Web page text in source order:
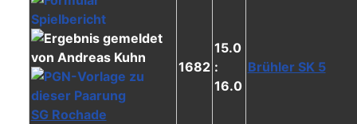
SG Rochade
1682
15.0
:
16.0
Brühler SK 5